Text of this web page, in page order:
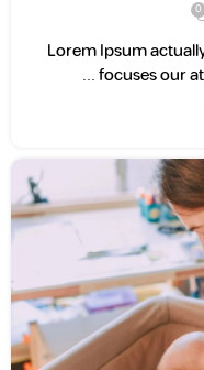
0
Lorem Ipsum
focuses our